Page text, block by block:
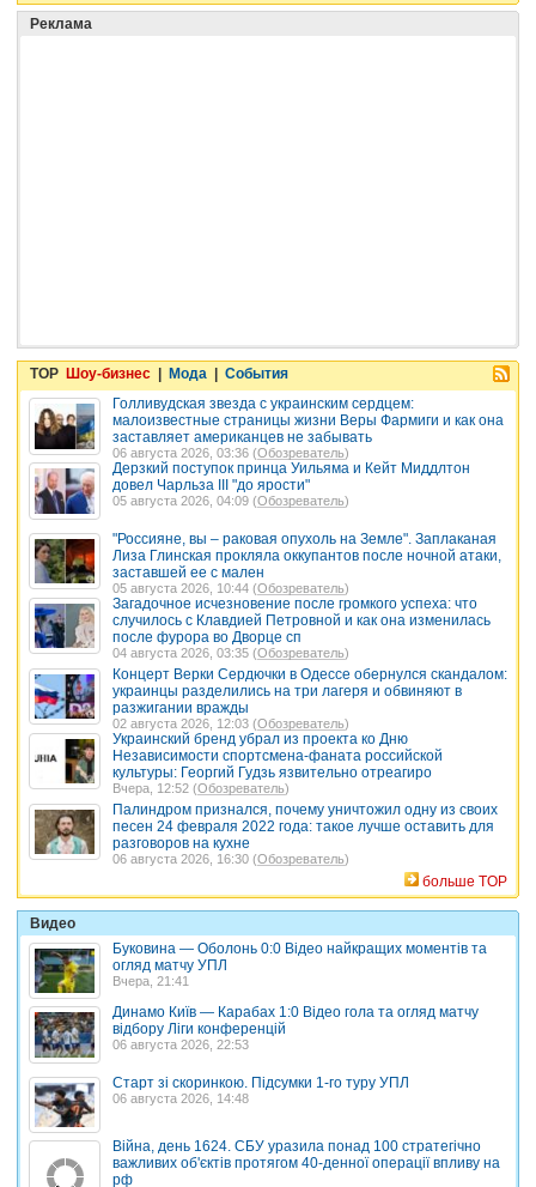
Реклама
TOP Шоу-бизнес Мода
События
Голливудская звезда с украинским сердцем:
малоизвестные страницы жизни Веры Фармиги и как она
заставляет американцев не забывать
06 августа 2026, 03:36 (Обозреватель)
Дерзкий поступок принца Уильяма и Кейт Миддлтон
довел Чарльза III "до ярости"
05 августа 2026, 04:09 (Обозреватель)
"Россияне, вы – раковая опухоль на Земле". Заплаканая
Лиза Глинская прокляла оккупантов после ночной атаки,
заставшей ее с мален
05 августа 2026, 10:44 (Обозреватель)
Загадочное исчезновение после громкого успеха: что
случилось с Клавдией Петровной и как она изменилась
после фурора во Дворце сп
04 августа 2026, 03:35 (Обозреватель)
Концерт Верки Сердючки в Одессе обернулся скандалом:
украинцы разделились на три лагеря и обвиняют в
разжигании вражды
02 августа 2026, 12:03 (Обозреватель)
Украинский бренд убрал из проекта ко Дню
Независимости спортсмена-фаната российской
культуры: Георгий Гудзь язвительно отреагиро
Вчера, 12:52 (Обозреватель)
Палиндром признался, почему уничтожил одну из своих
песен 24 февраля 2022 года: такое лучше оставить для
разговоров на кухне
06 августа 2026, 16:30 (Обозреватель)
больше TOP
Видео
Буковина — Оболонь 0:0 Відео найкращих моментів та
огляд матчу УПЛ
Вчера, 21:41
Динамо Київ — Карабах 1:0 Відео гола та огляд матчу
відбору Ліги конференцій
06 августа 2026, 22:53
Старт зі скоринкою. Підсумки 1-го туру УПЛ
06 августа 2026, 14:48
Війна, день 1624. СБУ уразила понад 100 стратегічно
важливих об'єктів протягом 40-денної операції впливу на
рф